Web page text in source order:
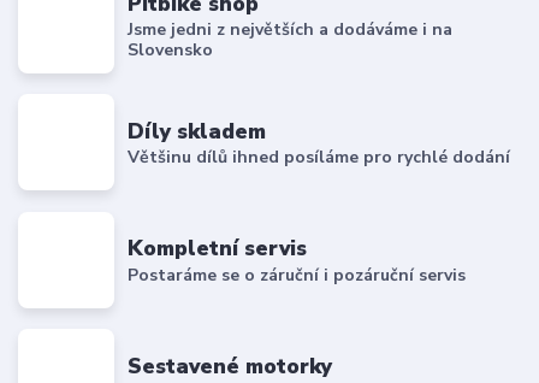
Jsme jedni z největších a dodáváme i na
Slovensko
Díly skladem
Většinu dílů ihned posíláme pro rychlé dodání
Kompletní servis
Postaráme se o záruční i pozáruční servis
Sestavené motorky